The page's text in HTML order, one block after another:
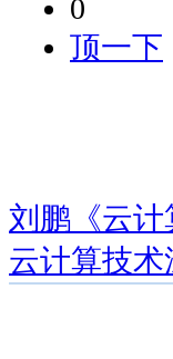
0
顶一下
刘鹏《云计
云计算技